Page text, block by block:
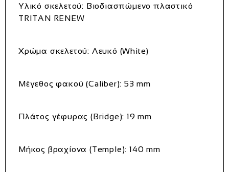
Υλικό σκελετού: Βιοδιασπώμενο πλαστικό
TRITAN RENEW
Χρώμα σκελετού: Λευκό (White)
Μέγεθος φακού (Caliber): 53 mm
Πλάτος γέφυρας (Bridge): 19 mm
Μήκος βραχίονα (Temple): 140 mm